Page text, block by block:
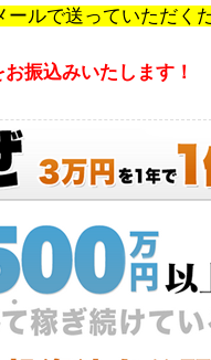
ールで送っていただく
お振込みいたします！